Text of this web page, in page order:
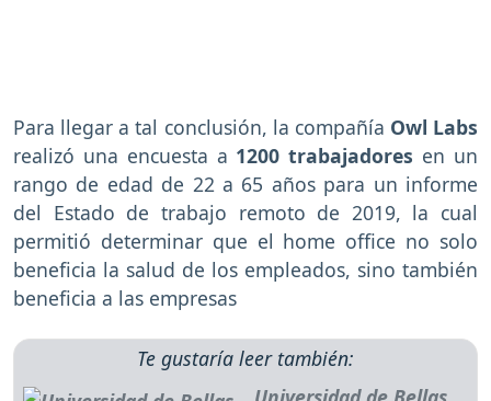
Para llegar a tal conclusión, la compañía Owl Labs
realizó una encuesta a 1200 trabajadores en un
rango de edad de 22 a 65 años para un informe
del Estado de trabajo remoto de 2019, la cual
permitió determinar que el home office no solo
beneficia la salud de los empleados, sino también
beneficia a las empresas
Te gustaría leer también: